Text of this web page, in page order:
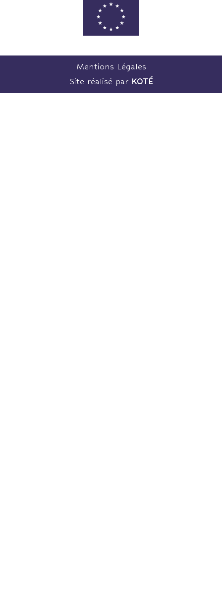
Mentions Légales
Site réalisé par KOTÉ